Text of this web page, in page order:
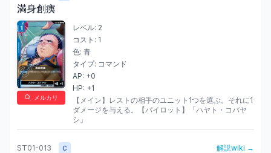
満身創痍
メルカリ
レベル: 2
コスト: 1
色: 青
タイプ: コマンド
AP: +0
HP: +1
【メイン】レストの相手のユニット1つを選ぶ。それに1
ダメージを与える。【パイロット】「ハヤト・コバヤ
シ」
ST01-013 C 解説wiki →